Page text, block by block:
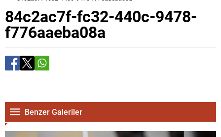
84c2ac7f-fc32-440c-9478-
f776aaeba08a
Benzer Galeriler